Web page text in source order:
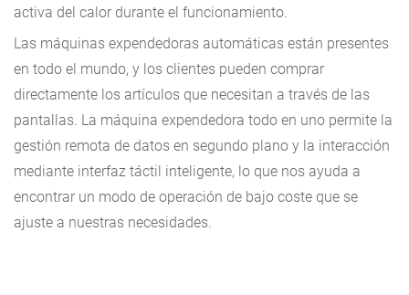
activa del calor durante el funcionamiento.
Las máquinas expendedoras automáticas están presentes
en todo el mundo, y los clientes pueden comprar
directamente los artículos que necesitan a través de las
pantallas. La máquina expendedora todo en uno permite la
gestión remota de datos en segundo plano y la interacción
mediante interfaz táctil inteligente, lo que nos ayuda a
encontrar un modo de operación de bajo coste que se
ajuste a nuestras necesidades.